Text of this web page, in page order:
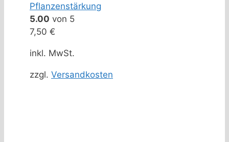
Pflanzenstärkung
5.00 von 5
7,50 €
inkl. MwSt.
zzgl. Versandkosten